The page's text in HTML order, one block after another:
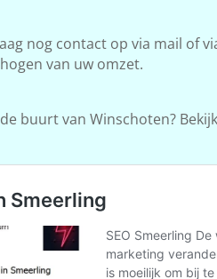
nog contact op via mail of
van uw omzet.
buurt van Winschoten?